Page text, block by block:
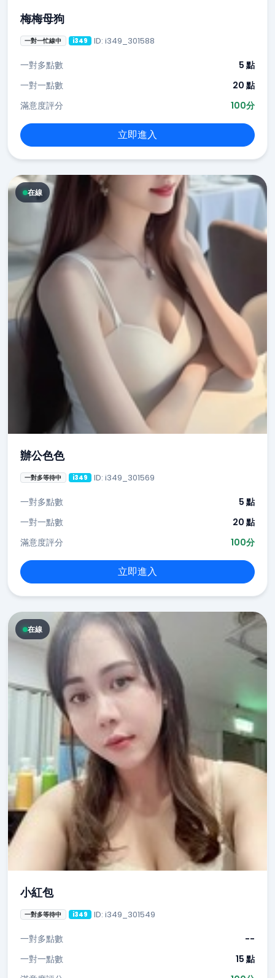
梅梅母狗
一對一忙線中 i349 ID: i349_301588
一對多點數
5 點
一對一點數
20 點
滿意度評分
100分
立即進入
在線
辦公色色
一對多等待中 i349 ID: i349_301569
一對多點數
5 點
一對一點數
20 點
滿意度評分
100分
立即進入
在線
小紅包
一對多等待中 i349 ID: i349_301549
一對多點數
--
一對一點數
15 點